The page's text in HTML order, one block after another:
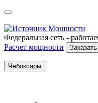
Федеральная сеть -
Расчет мощности
Чебоксары